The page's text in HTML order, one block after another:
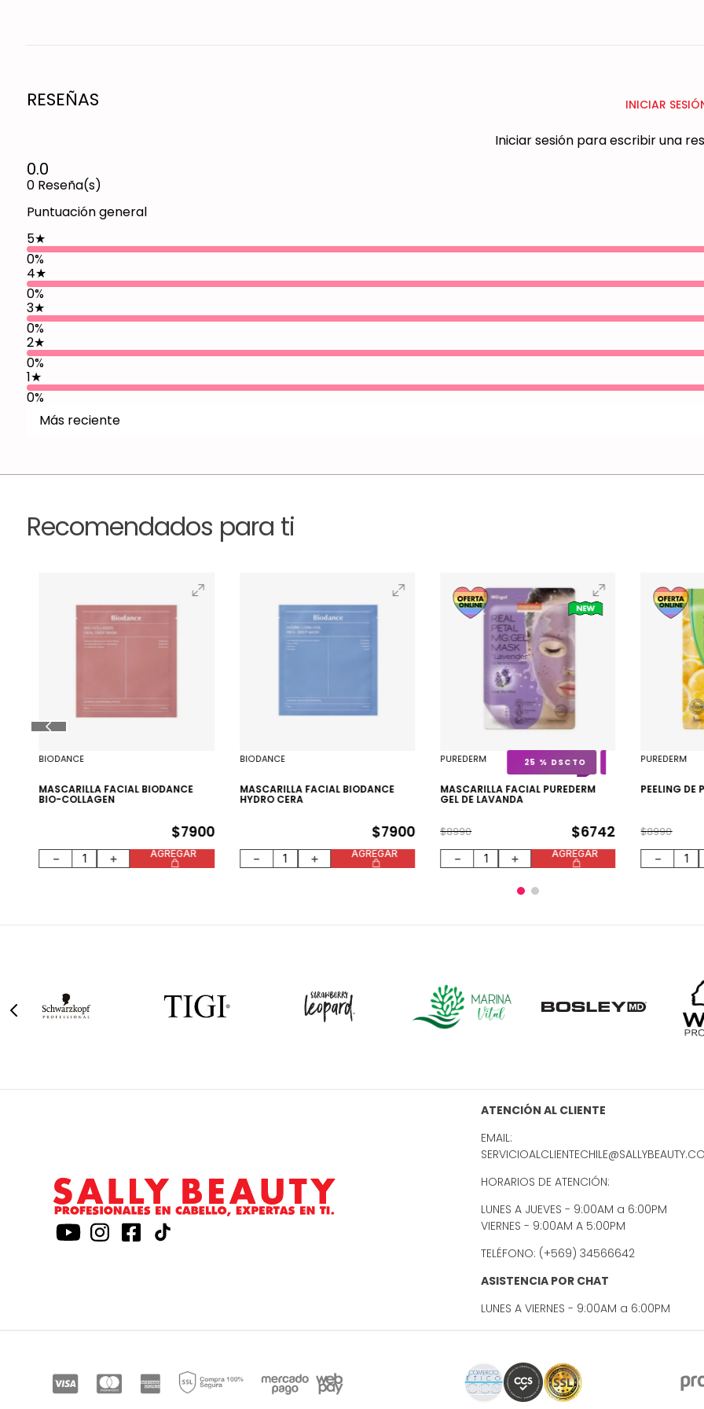
RESEÑAS INICIAR
Iniciar sesión para escribir una
0.0
0Reseña(s)
Puntuación general
5★
0%
4★
0%
3★
0%
2★
0%
1★
0%
Más reciente
Recomendados para ti
BIODANCE
MASCARILLA FACIAL BIODANCE
BIO-COLLAGEN
$7900
＋
－ AGREGAR
BIODANCE
MASCARILLA FACIAL BIODANCE
HYDRO CERA
$7900
＋
－ AGREGAR
PUREDERM
MASCARILLA FACIAL PUREDERM
GEL DE LAVANDA
25 %
$8990 $6742
＋
－ AGREGAR
PUREDERM
PEELING DE
$8990
－
ATENCIÓN AL CLIENTE
EMAIL:
HORARIOS DE ATENCIÓN:
LUNES A JUEVES - 9:00AM a 6:00PM
VIERNES - 9:00AM A 5:00PM
TELÉFONO: (+569) 34566642
ASISTENCIA POR CHAT
LUNES A VIERNES - 9:00AM a 6:00PM